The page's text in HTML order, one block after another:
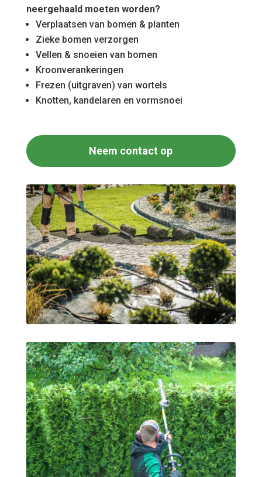
neergehaald moeten worden?
Verplaatsen van bomen & planten
Zieke bomen verzorgen
Vellen & snoeien van bomen
Kroonverankeringen
Frezen (uitgraven) van wortels
Knotten, kandelaren en vormsnoei
Neem contact op